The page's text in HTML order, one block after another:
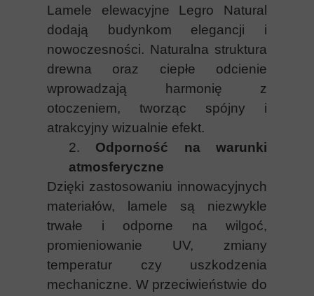
Lamele elewacyjne Legro Natural
dodają budynkom elegancji i
nowoczesności. Naturalna struktura
drewna oraz ciepłe odcienie
wprowadzają harmonię z
otoczeniem, tworząc spójny i
atrakcyjny wizualnie efekt.
2.
Odporność na warunki
atmosferyczne
Dzięki zastosowaniu innowacyjnych
materiałów, lamele są niezwykle
trwałe i odporne na wilgoć,
promieniowanie UV, zmiany
temperatur czy uszkodzenia
mechaniczne. W przeciwieństwie do